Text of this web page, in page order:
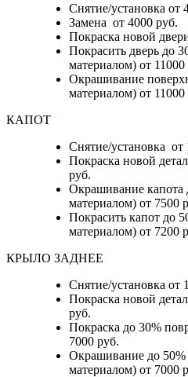
Снятие/установка от
Замена от 4000 руб.
Покраска новой
Покрасить дверь до
материалом) от 11000
Окрашивание
материалом) от 11000
КАПОТ
Снятие/установка от
Покраска новой
руб.
Окрашивание капота
материалом) от 7500
Покрасить капот до
материалом) от 7200
КРЫЛО ЗАДНЕЕ
Снятие/установка от
Покраска новой
руб.
Покраска до 30%
7000 руб.
Окрашивание до 50%
материалом) от 7000